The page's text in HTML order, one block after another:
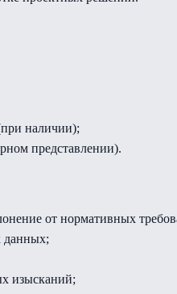
наличии);
представлении).
от нормативных
данных;
изысканий;